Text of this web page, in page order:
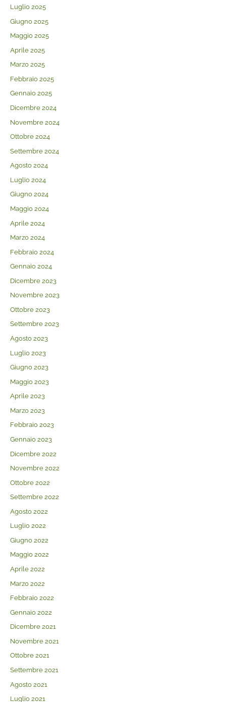
Luglio 2025
Giugno 2025
Maggio 2025
Aprile 2025
Marzo 2025
Febbraio 2025
Gennaio 2025
Dicembre 2024
Novembre 2024
Ottobre 2024
Settembre 2024
Agosto 2024
Luglio 2024
Giugno 2024
Maggio 2024
Aprile 2024
Marzo 2024
Febbraio 2024
Gennaio 2024
Dicembre 2023
Novembre 2023
Ottobre 2023
Settembre 2023
Agosto 2023
Luglio 2023
Giugno 2023
Maggio 2023
Aprile 2023
Marzo 2023
Febbraio 2023
Gennaio 2023
Dicembre 2022
Novembre 2022
Ottobre 2022
Settembre 2022
Agosto 2022
Luglio 2022
Giugno 2022
Maggio 2022
Aprile 2022
Marzo 2022
Febbraio 2022
Gennaio 2022
Dicembre 2021
Novembre 2021
Ottobre 2021
Settembre 2021
Agosto 2021
Luglio 2021